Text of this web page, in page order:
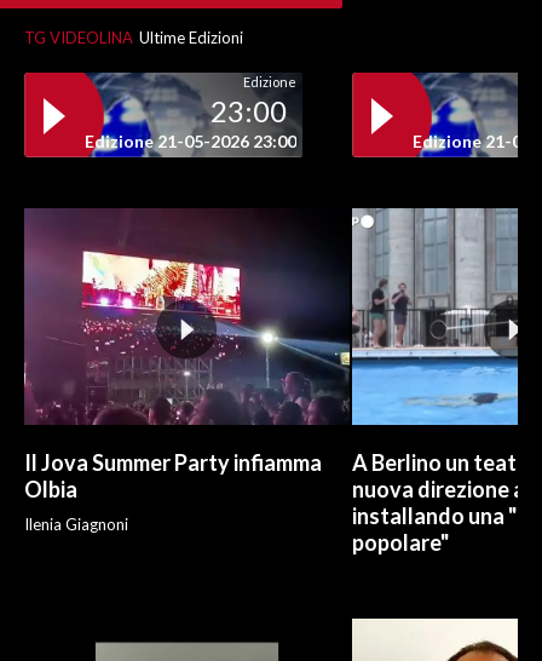
INSULARITÀ
INFO AZIENDE
NECROLOGI
PUBBLICITÀ
SPIAGGE
STORE
TG VIDEOLINA Ultime Edizioni
Edizione
23:00
Edizione 21-05-2026 23:00 Edizione 21-05-
Il Jova Summer Party infiamma
Olbia
Ilenia Giagnoni
A Berlino un
nuova direzione
installando una
popolare"